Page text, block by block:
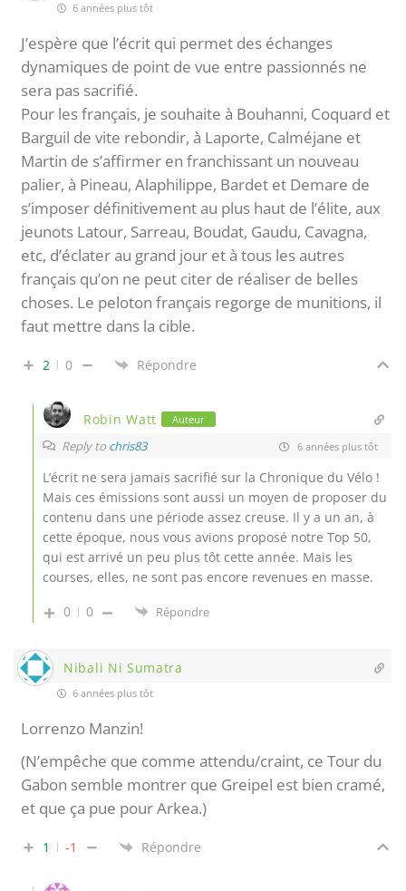
6 années plus tôt
J’espère que l’écrit qui permet des échanges
dynamiques de point de vue entre passionnés ne
sera pas sacrifié.
Pour les français, je souhaite à Bouhanni, Coquard et
Barguil de vite rebondir, à Laporte, Calméjane et
Martin de s’affirmer en franchissant un nouveau
palier, à Pineau, Alaphilippe, Bardet et Demare de
s’imposer définitivement au plus haut de l’élite, aux
jeunots Latour, Sarreau, Boudat, Gaudu, Cavagna,
etc, d’éclater au grand jour et à tous les autres
français qu’on ne peut citer de réaliser de belles
choses. Le peloton français regorge de munitions, il
faut mettre dans la cible.
2 0 Répondre
Robin Watt Auteur
Reply to chris83 6 années plus tôt
L’écrit ne sera jamais sacrifié sur la Chronique du Vélo !
Mais ces émissions sont aussi un moyen de proposer du
contenu dans une période assez creuse. Il y a un an, à
cette époque, nous vous avions proposé notre Top 50,
qui est arrivé un peu plus tôt cette année. Mais les
courses, elles, ne sont pas encore revenues en masse.
0
0 Répondre
Nibali Ni Sumatra
6 années plus tôt
Lorrenzo Manzin!
(N’empêche que comme attendu/craint, ce Tour du
Gabon semble montrer que Greipel est bien cramé,
et que ça pue pour Arkea.)
1 -1 Répondre